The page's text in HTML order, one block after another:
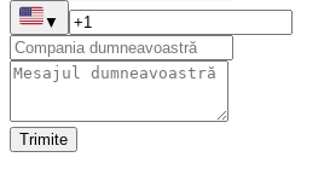
▼
Trimite